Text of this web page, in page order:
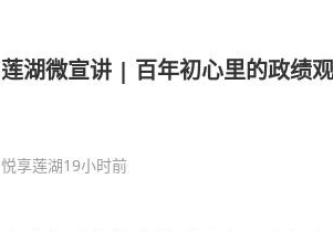
莲湖微宣讲 | 百年初心里的政绩观
悦享莲湖19小时前